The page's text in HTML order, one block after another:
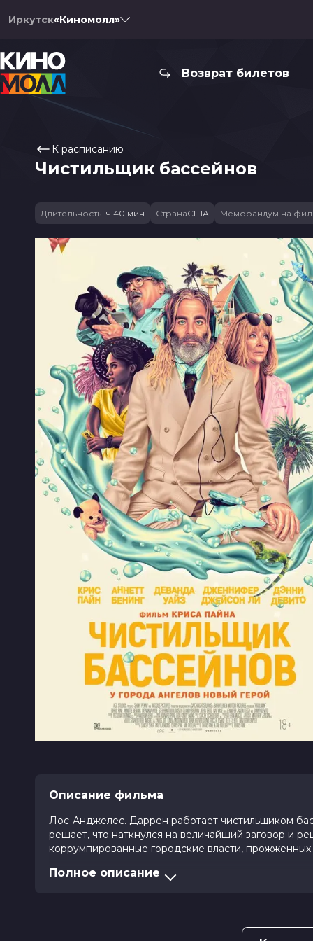
Иркутск«Киномолл»
Возврат билетов
К расписанию
Чистильщик бассейнов
Длительность1 ч 40 мин СтранаСША Меморандум на
Описание фильма
Лос-Анджелес. Даррен работает чистильщиком
решает, что наткнулся на величайший заговор и
коррумпированные городские власти, прожженных
/ 10 (1 650 голосов)
Полное описание